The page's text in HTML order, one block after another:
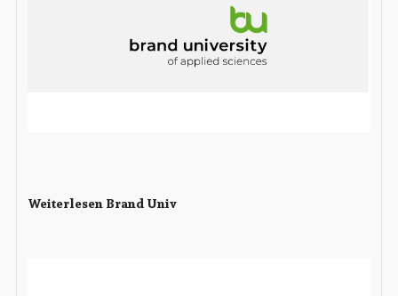
Weiterlesen Brand Univ